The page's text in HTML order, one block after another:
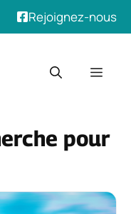
Rejoignez-nous
pour